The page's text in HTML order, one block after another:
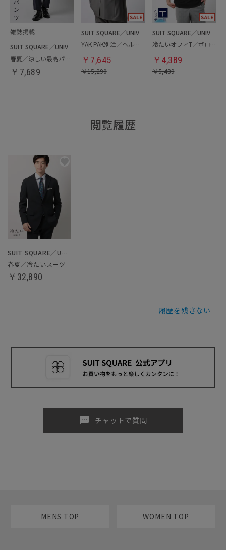
SUIT SQUARE／UNIVERSAL LANGUAGE
春夏／涼しい最高パンツ
￥ 7,689
SUIT SQUARE／UNIVERSAL LANGUAGE
YAK PAK別注／ヘルメットバッグ
￥ 7,645
￥15,290
SUIT SQUARE／UNIVERSAL LANGUAGE
冷たいオフィT／ポロシャツ
￥ 4,389
￥5,489
閲覧履歴
SUIT SQUARE／UNIVERSAL LANGUAGE
春夏／冷たいスーツ
￥32,890
履歴を残さない
sms チャットで質問
MENS TOP WOMEN TOP